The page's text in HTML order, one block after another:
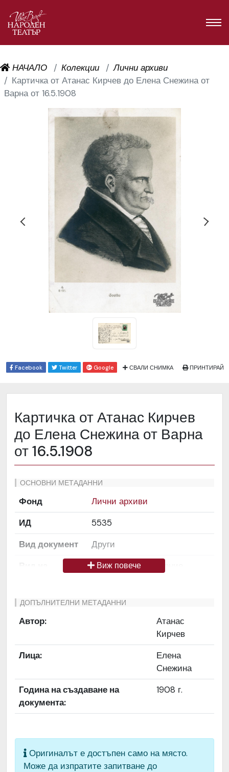
НАЧАЛО Колекции
Лични архиви
Картичка от Атанас Кирчев до Елена Снежина от
Варна от 16.5.1908
Facebook Twitter Google СВАЛИ СНИМКА ПРИНТИРАЙ
Картичка от Атанас Кирчев
до Елена Снежина от Варна
от 16.5.1908
ОСНОВНИ МЕТАДАННИ
Фонд
Лични архиви
ИД
5535
Вид документ
Други
Снимка / изображение
Език на
Български
ползване
Да се цитира източник:
„Художествен архив НТ
Предоставяща
страна
България
Качество на
Средно
Институция
Народен театър „Иван
Вазов“, гр. София, България
Виж повече
ДОПЪЛНИТЕЛНИ МЕТАДАННИ
Автор:
Атанас
Кирчев
Лица:
Елена
Снежина
Година на създаване на
документа:
1908 г.
Оригиналът е достъпен само на място.
Може да изпратите запитване до